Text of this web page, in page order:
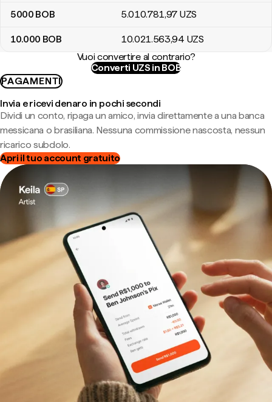
5000 BOB 5.010.781,97 UZS
10.000 BOB 10.021.563,94 UZS
Vuoi convertire al contrario?
Converti UZS in BOB
PAGAMENTI
Invia e ricevi denaro in pochi secondi
Dividi un conto, ripaga un amico, invia direttamente a una banca
messicana o brasiliana. Nessuna commissione nascosta, nessun
ricarico subdolo.
Apri il tuo account gratuito